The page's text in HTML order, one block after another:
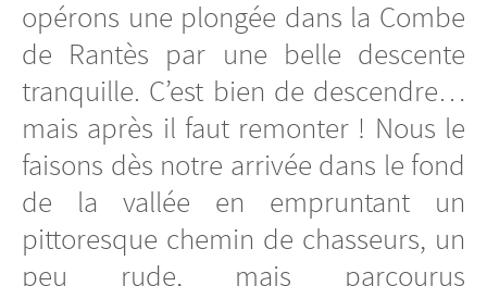
opérons une plongée dans la Combe
de Rantès par une belle descente
tranquille. C’est bien de descendre…
mais après il faut remonter ! Nous le
faisons dès notre arrivée dans le fond
de la vallée en empruntant un
pittoresque chemin de chasseurs, un
peu rude, mais parcourus